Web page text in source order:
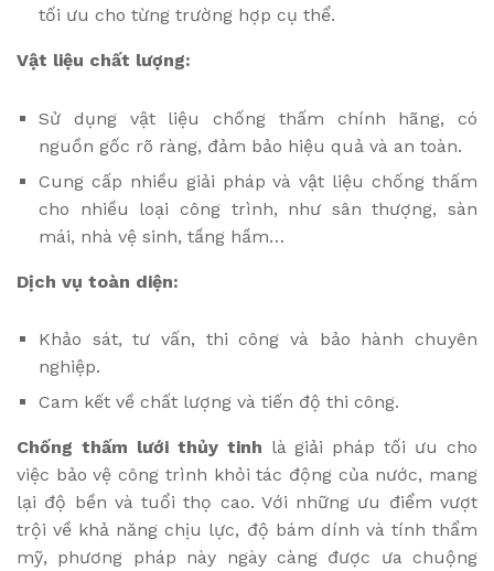
tối ưu cho từng trường hợp cụ thể.
Vật liệu chất lượng:
Sử dụng vật liệu chống thấm chính hãng, có
nguồn gốc rõ ràng, đảm bảo hiệu quả và an toàn.
Cung cấp nhiều giải pháp và vật liệu chống thấm
cho nhiều loại công trình, như sân thượng, sàn
mái, nhà vệ sinh, tầng hầm…
Dịch vụ toàn diện:
Khảo sát, tư vấn, thi công và bảo hành chuyên
nghiệp.
Cam kết về chất lượng và tiến độ thi công.
Chống thấm lưới thủy tinh là giải pháp tối ưu cho
việc bảo vệ công trình khỏi tác động của nước, mang
lại độ bền và tuổi thọ cao. Với những ưu điểm vượt
trội về khả năng chịu lực, độ bám dính và tính thẩm
mỹ, phương pháp này ngày càng được ưa chuộng